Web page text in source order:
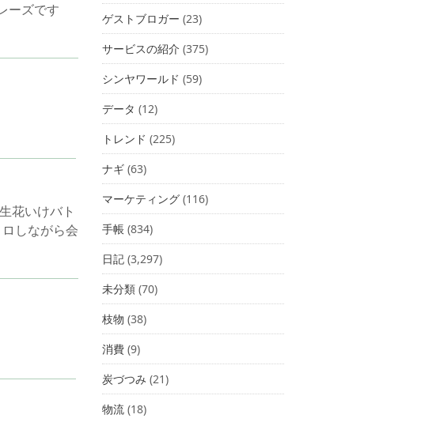
ーズです
花いけバト
しながら会
ゲストブロガー (23)
サービスの紹介 (375)
シンヤワールド (59)
データ (12)
トレンド (225)
ナギ (63)
マーケティング (116)
手帳 (834)
日記 (3,297)
未分類 (70)
枝物 (38)
消費 (9)
炭づつみ (21)
物流 (18)